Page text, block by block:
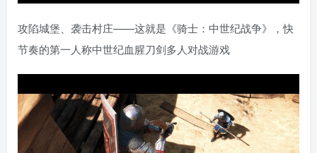
攻陷城堡、袭击村庄——这就是《骑士：中世纪战争》，快
节奏的第一人称中世纪血腥刀剑多人对战游戏